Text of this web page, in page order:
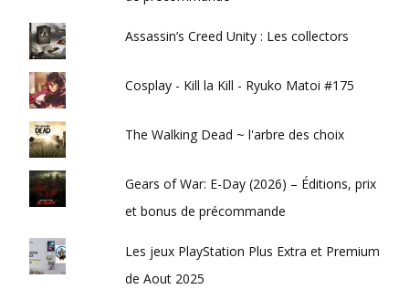
Assassin’s Creed Unity : Les collectors
Cosplay - Kill la Kill - Ryuko Matoi #175
The Walking Dead ~ l'arbre des choix
Gears of War: E-Day (2026) – Éditions, prix
et bonus de précommande
Les jeux PlayStation Plus Extra et Premium
de Aout 2025